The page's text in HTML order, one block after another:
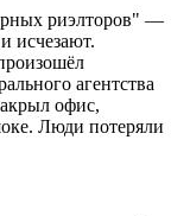
риэлторов" —
исчезают.
агентства
офис,
Люди потеряли